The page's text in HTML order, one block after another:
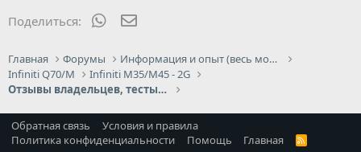
Поделиться: WhatsApp
Главная Форумы
Информация и опыт (весь модельный ряд Infiniti)
Infiniti Q70/M
Infiniti M35/M45 - 2G
Отзывы владельцев, тесты, выбор Infiniti M35/M45
Обратная связь
Условия и правила
Политика конфиденциальности
Помощь Главная
R